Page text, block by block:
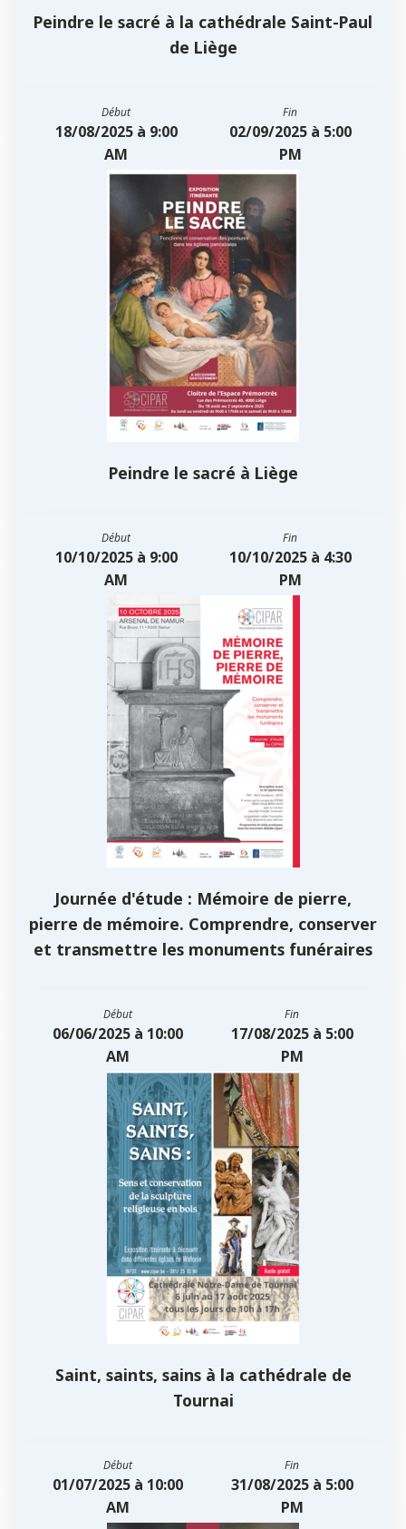
Peindre le sacré à la cathédrale Saint-Paul
de Liège
Début
18/08/2025 à 9:00
AM
Fin
02/09/2025 à 5:00
PM
Peindre le sacré à Liège
Début
10/10/2025 à 9:00
AM
Fin
10/10/2025 à 4:30
PM
Journée d'étude : Mémoire de pierre,
pierre de mémoire. Comprendre, conserver
et transmettre les monuments funéraires
Début
06/06/2025 à 10:00
AM
Fin
17/08/2025 à 5:00
PM
Saint, saints, sains à la cathédrale de
Tournai
Début
01/07/2025 à 10:00
AM
Fin
31/08/2025 à 5:00
PM